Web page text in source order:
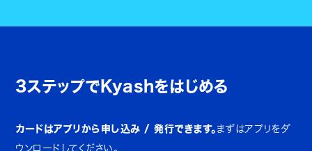
3ステップでKyashをはじめる
カードはアプリから申し込み / 発行できます。 まずはアプリをダ
ウンロードしてください。